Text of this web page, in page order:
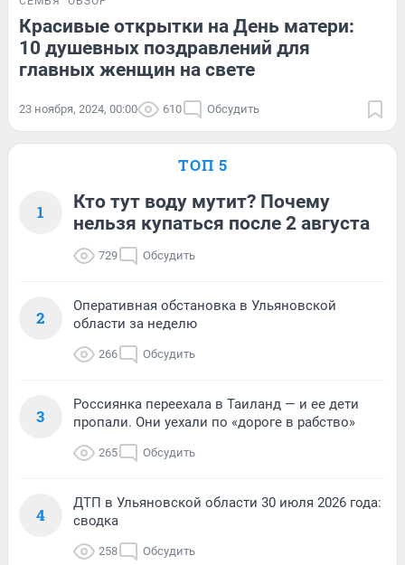
Красивые открытки на День матери:
10 душевных поздравлений для
главных женщин на свете
23 ноября, 2024, 00:00 610 Обсудить
ТОП 5
1
Кто тут воду мутит? Почему
нельзя купаться после 2 августа
729 Обсудить
2
Оперативная обстановка в Ульяновской
области за неделю
266 Обсудить
3
Россиянка переехала в Таиланд — и ее дети
пропали. Они уехали по «дороге в рабство»
265 Обсудить
4
ДТП в Ульяновской области 30 июля 2026 года:
сводка
258 Обсудить